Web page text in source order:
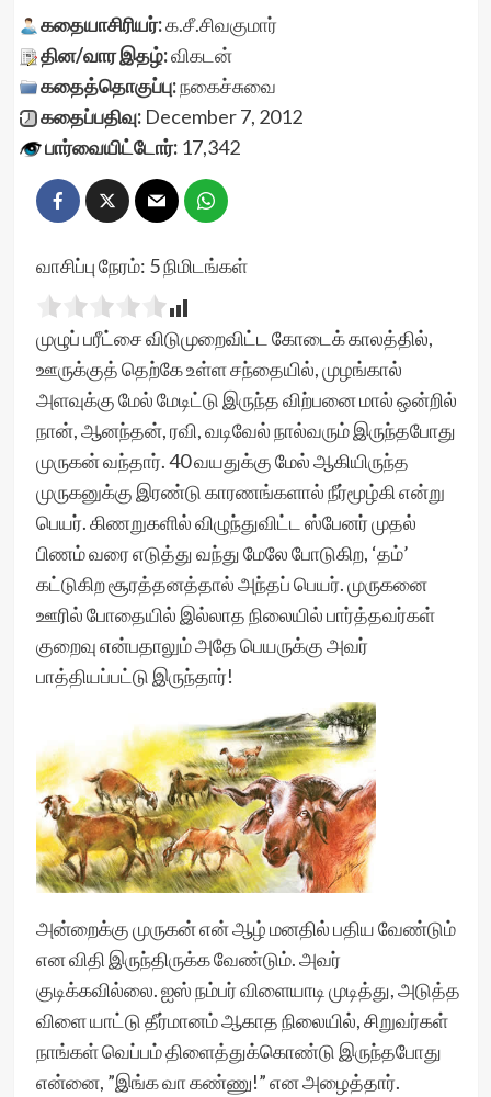
கதையாசிரியர்:க.சீ.சிவகுமார்
தின/வார இதழ்:விகடன்
கதைத்தொகுப்பு:நகைச்சுவை
கதைப்பதிவு:December 7, 2012
பார்வையிட்டோர்:17,342
வாசிப்பு நேரம்: 5நிமிடங்கள்
முழுப் பரீட்சை விடுமுறைவிட்ட கோடைக் காலத்தில்,
ஊருக்குத் தெற்கே உள்ள சந்தையில், முழங்கால்
அளவுக்கு மேல் மேடிட்டு இருந்த விற்பனை மால் ஒன்றில்
நான், ஆனந்தன், ரவி, வடிவேல் நால்வரும் இருந்தபோது
முருகன் வந்தார். 40 வயதுக்கு மேல் ஆகியிருந்த
முருகனுக்கு இரண்டு காரணங்களால் நீர்மூழ்கி என்று
பெயர். கிணறுகளில் விழுந்துவிட்ட ஸ்பேனர் முதல்
பிணம் வரை எடுத்து வந்து மேலே போடுகிற, ‘தம்’
கட்டுகிற சூரத்தனத்தால் அந்தப் பெயர். முருகனை
ஊரில் போதையில் இல்லாத நிலையில் பார்த்தவர்கள்
குறைவு என்பதாலும் அதே பெயருக்கு அவர்
பாத்தியப்பட்டு இருந்தார்!
அன்றைக்கு முருகன் என் ஆழ் மனதில் பதிய வேண்டும்
என விதி இருந்திருக்க வேண்டும். அவர்
குடிக்கவில்லை. ஐஸ் நம்பர் விளையாடி முடித்து, அடுத்த
விளை யாட்டு தீர்மானம் ஆகாத நிலையில், சிறுவர்கள்
நாங்கள் வெப்பம் திளைத்துக்கொண்டு இருந்தபோது
என்னை, ”இங்க வா கண்ணு!” என அழைத்தார்.